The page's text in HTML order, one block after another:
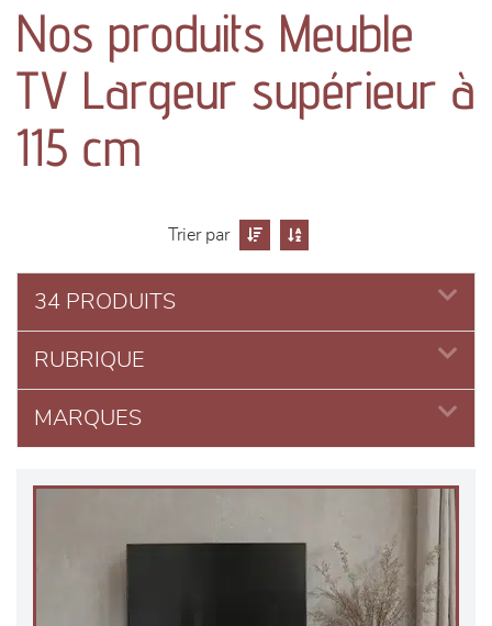
séjours
meubles de complément
chambres et dressing
décoration
Nos produits Meuble
TV Largeur supérieur à
115 cm
Trier par
34 PRODUITS
RUBRIQUE
MARQUES